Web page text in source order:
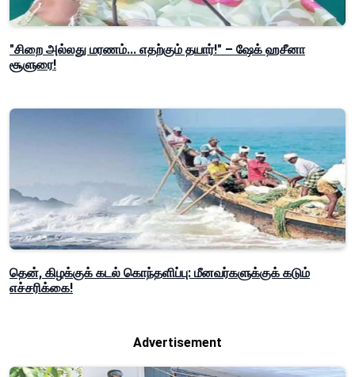
"சிறை அல்லது மரணம்... எதற்கும் தயார்!" – ஷேக் ஹசீனா
சூளுரை!
தென், கிழக்குக் கடல் கொந்தளிப்பு: மீனவர்களுக்குக் கடும்
எச்சரிக்கை!
Advertisement